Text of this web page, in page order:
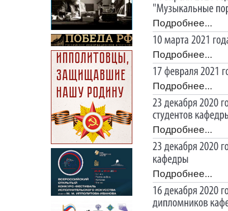
Подробнее...
Подробнее...
Подробнее...
Подробнее...
Подробнее...